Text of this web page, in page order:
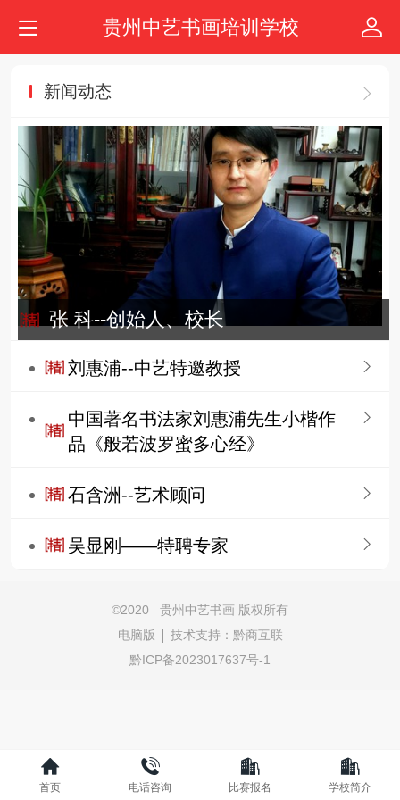
贵州中艺书画培训学校
新闻动态
张 科--创始人、校长
刘惠浦--中艺特邀教授
中国著名书法家刘惠浦先生小楷作
品《般若波罗蜜多心经》
石含洲--艺术顾问
吴显刚——特聘专家
©2020 贵州中艺书画 版权所有
电脑版
技术支持： 黔商互联
黔ICP备2023017637号-1
首页 电话咨询 比赛报名 学校简介